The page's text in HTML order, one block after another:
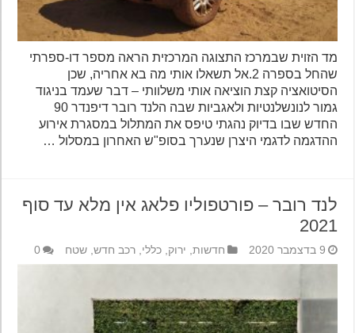
מד הזוית שבמרכז התצוגה המרכזית הראה מספר דו-ספרתי
שהחל בספרה 2.אל תשאלו אותי מה בא אחריה, שכן
הסיטואציה קצת הוציאה אותי משלוותי – דבר שעמד בניגוד
גמור לנונשלנטיות ולאגביות שבה הלנד רובר דיפנדר 90
החדש שבו בדיוק נהגתי טיפס את המתלול במסגרת אירוע
ההדגמה לדגמי היצרן שנערך בסופ"ש האחרון במסלול …
לנד רובר – פורטפוליו פלאג אין מלא עד סוף
2021
9 בדצמבר 2020 חדשות,ירוק,כללי,רכב חדש,שטח 0